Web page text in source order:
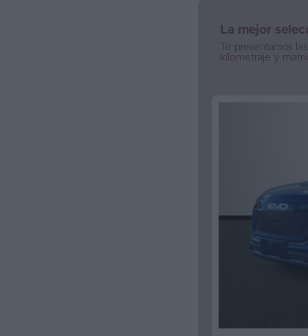
La mejor
Te presentamos
kilometraje y